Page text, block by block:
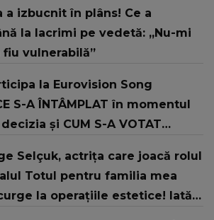
a izbucnit în plâns! Ce a
la lacrimi pe vedetă: „Nu-mi
vulnerabilă”
la Eurovision Song
S-A ÎNTÂMPLAT în momentul
și CUM S-A VOTAT
Selçuk, actrița care joacă rolul
Totul pentru familia mea
la operațiile estetice! Iată